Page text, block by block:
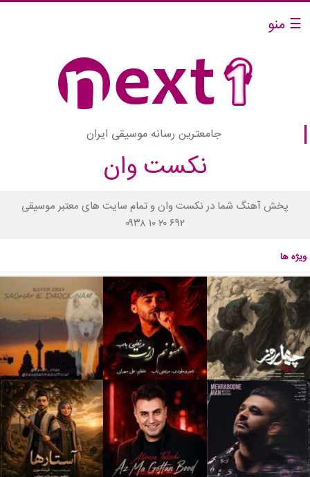
☰ منو
جامعترین رسانه موسیقی ایران
نکست وان
پخش آهنگ شما در نکست وان و تمام سایت های معتبر موسیقی
۰۹۳۸ ۱۰ ۲۰ ۶۹۲
ویژه ها